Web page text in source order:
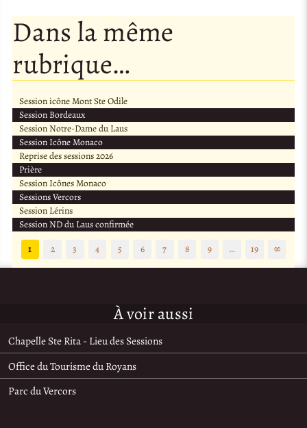
Dans la même
rubrique…
Session icône Mont Ste Odile
Session Bordeaux
Session Notre-Dame du Laus
Session Icône Monaco
Reprise des sessions 2026
Prière
Session Icônes Monaco
Sessions Vercors
Session Lérins
Session ND du Laus confirmée
1
2 3 4 5 6 7 8 9 … 19 ∞
À voir aussi
Chapelle Ste Rita - Lieu des Sessions
Office du Tourisme du Royans
Parc du Vercors